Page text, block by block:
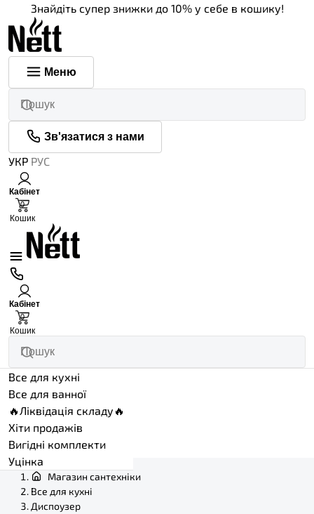
Знайдіть супер знижки до 10% у себе в кошику!
Меню
Зв'язатися з нами
УКР РУС
Кабінет
0
Кошик
Кабінет
0
Кошик
Все для кухні
Все для ванної
🔥Ліквідація складу🔥
Хіти продажів
Вигідні комплекти
Уцінка
Магазин сантехніки
Все для кухні
Диспоузер